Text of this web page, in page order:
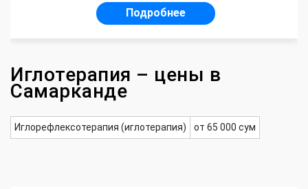
Подробнее
Иглотерапия – цены в
Самарканде
Иглорефлексотерапия (иглотерапия) от 65 000 сум